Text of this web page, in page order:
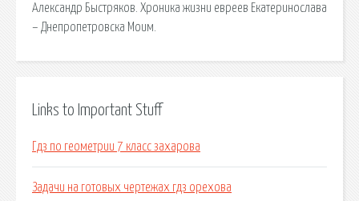
Александр Быстряков. Хроника жизни евреев Екатеринослава
– Днепропетровска Моим.
Links to Important Stuff
Гдз по геометрии 7 класс захарова
Задачи на готовых чертежах гдз орехова